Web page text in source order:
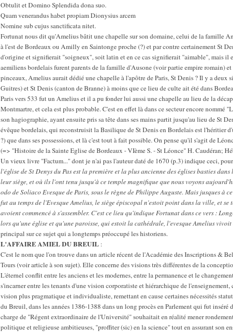
Obtulit et Domino Splendida dona suo.
Quam venerandus habet propiam Dionysius arcem
Nomine sub cujus sanctificata nitet.
Fortunat nous dit qu'Amelius bâtit une chapelle sur son domaine, celui de la famille
à l'est de Bordeaux ou Amilly en Saintonge proche (?) et par contre certainement St
d'origine et signifierait "soigneux", soit latin et en ce cas signifierait "aimable", mais il
aemiliens bordelais furent parents de la famille d'Ausone (voir partie empire romain)
pinceaux, Amelius aurait dédié une chapelle à l'apôtre de Paris, St Denis ? Il y a
Guitres) et St Denis (canton de Branne) à moins que ce lieu de culte ait été dans
Paris vers 533 fut un Amelius et il a pu fonder lui aussi une chapelle au lieu de la
Montmartre, et cela est plus probable. C'est en effet là dans ce secteur encore nommé
son hagiographie, ayant ensuite pris sa tête dans ses mains partit jusqu'au lieu de St
évêque bordelais, qui reconstruisit la Basilique de St Denis en Bordelais est l'héritier
?) que dans ses possessions, et là c'est tout à fait possible. On pense qu'il s'agit de
(=> "Histoire de la Sainte Eglise de Bordeaux - VIème S. - St Léonce" H. Caudéran;
Un vieux livre "Factum..." dont je n'ai pas l'auteur daté de 1670 (p.3) indique ceci,
l'église de St Denys du Pas est la première et la plus ancienne des églises basties
leur siège, et où ils l'ont tenu jusqu'à ce temple magnifique que nous voyons
odo de Soliaco Evesque de Paris, sous le règne de Philippe Auguste. Mais jusques à
fut au temps de l'Evesque Amelius, le siège épiscopal n'estoit point dans la ville, et
avoient commencé à s'assembler. C'est ce lieu qu'indique Fortunat dans ce vers :
lors qu'une église et qu'une paroisse, qui estoit la cathédrale, l'evesque Amelius
principal sur ce sujet qui a longtemps préoccupé les historiens.
L'AFFAIRE AMIEL DU BREUIL :
C'est le nom que l'on trouve dans un article récent de l'Académie des Inscriptions &
Tours (voir article à son sujet). Elle concerne des visions très différentes de la
L'éternel conflit entre les anciens et les modernes, entre la permanence et le
s'incarner entre les tenants d'une vision corporatiste et hiérarchique de
vision plus pragmatique et individualiste, remettant en cause certaines nécessités
du Breuil, dans les années 1386-1388 dans un long procès en Parlement qui fut
charge de "Régent extraordinaire de l'Université" souhaitait en réalité mener
politique et religieuse ambitieuses, "proffiter (sic) en la science" tout en assurant son